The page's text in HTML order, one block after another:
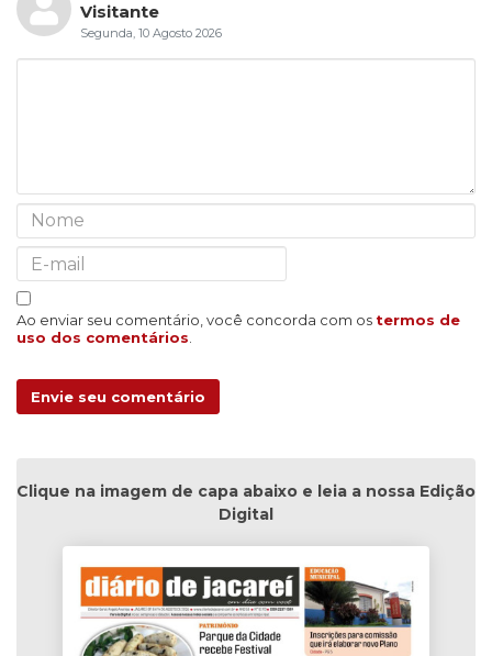
Visitante
Segunda, 10 Agosto 2026
Ao enviar seu comentário, você concorda com os termos de
uso dos comentários
Envie seu comentário
Clique na imagem de capa abaixo e leia a nossa Edição
Digital